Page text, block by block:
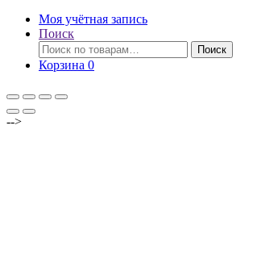
Моя учётная запись
Поиск
Искать:
Поиск
Корзина 0
-->